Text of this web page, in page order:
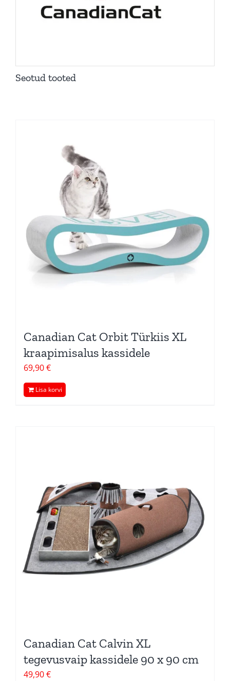
Seotud tooted
Canadian Cat Orbit Türkiis XL
kraapimisalus kassidele
69,90€
Lisa korvi
Canadian Cat Calvin XL
tegevusvaip kassidele 90 x 90 cm
49,90€